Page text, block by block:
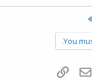
You
דואר אלקטרוני